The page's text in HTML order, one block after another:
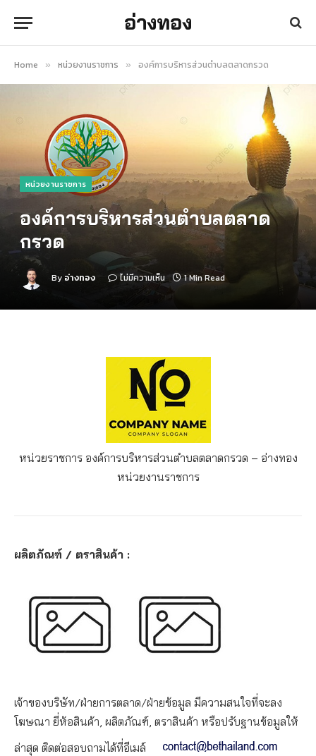
อ่างทอง
Home » หน่วยงานราชการ » องค์การบริหารส่วนตำบลตลาดกรวด
หน่วยงานราชการ
องค์การบริหารส่วนตำบลตลาด
กรวด
By อ่างทอง ไม่มีความเห็น 1 Min Read
หน่วยราชการ องค์การบริหารส่วนตำบลตลาดกรวด – อ่างทอง
หน่วยงานราชการ
ผลิตภัณฑ์ / ตราสินค้า :
เจ้าของบริษัท/ฝ่ายการตลาด/ฝ่ายข้อมูล มีความสนใจที่จะลง
โฆษณา ยี่ห้อสินค้า, ผลิตภัณฑ์, ตราสินค้า หรือปรับฐานข้อมูลให้
ล่าสุด ติดต่อสอบถามได้ที่อีเมล์